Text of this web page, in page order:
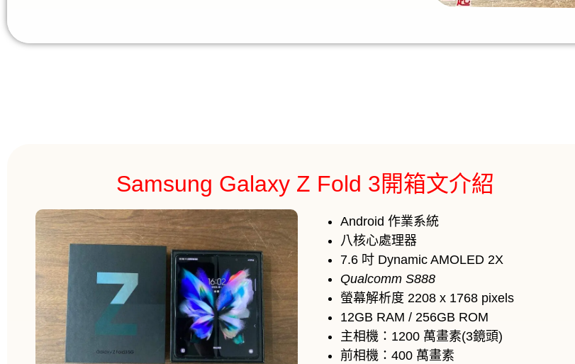
Samsung Galaxy Z Fold 3開箱文介紹
Android 作業系統
八核心處理器
7.6 吋 Dynamic AMOLED 2X
Qualcomm S888
螢幕解析度 2208 x 1768 pixels
12GB RAM / 256GB ROM
主相機：1200 萬畫素(3鏡頭)
前相機：400 萬畫素